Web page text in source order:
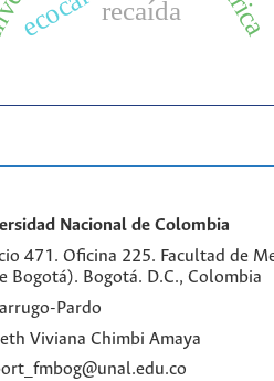
recaída
Nacional de Colombia
471. Oficina 225. Facultad de
Bogotá). Bogotá. D.C., Colombia
Pardo
Viviana Chimbi Amaya